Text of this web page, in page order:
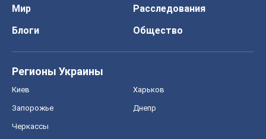
Мир
Расследования
Блоги
Общество
Регионы Украины
Киев Харьков
Запорожье Днепр
Черкассы